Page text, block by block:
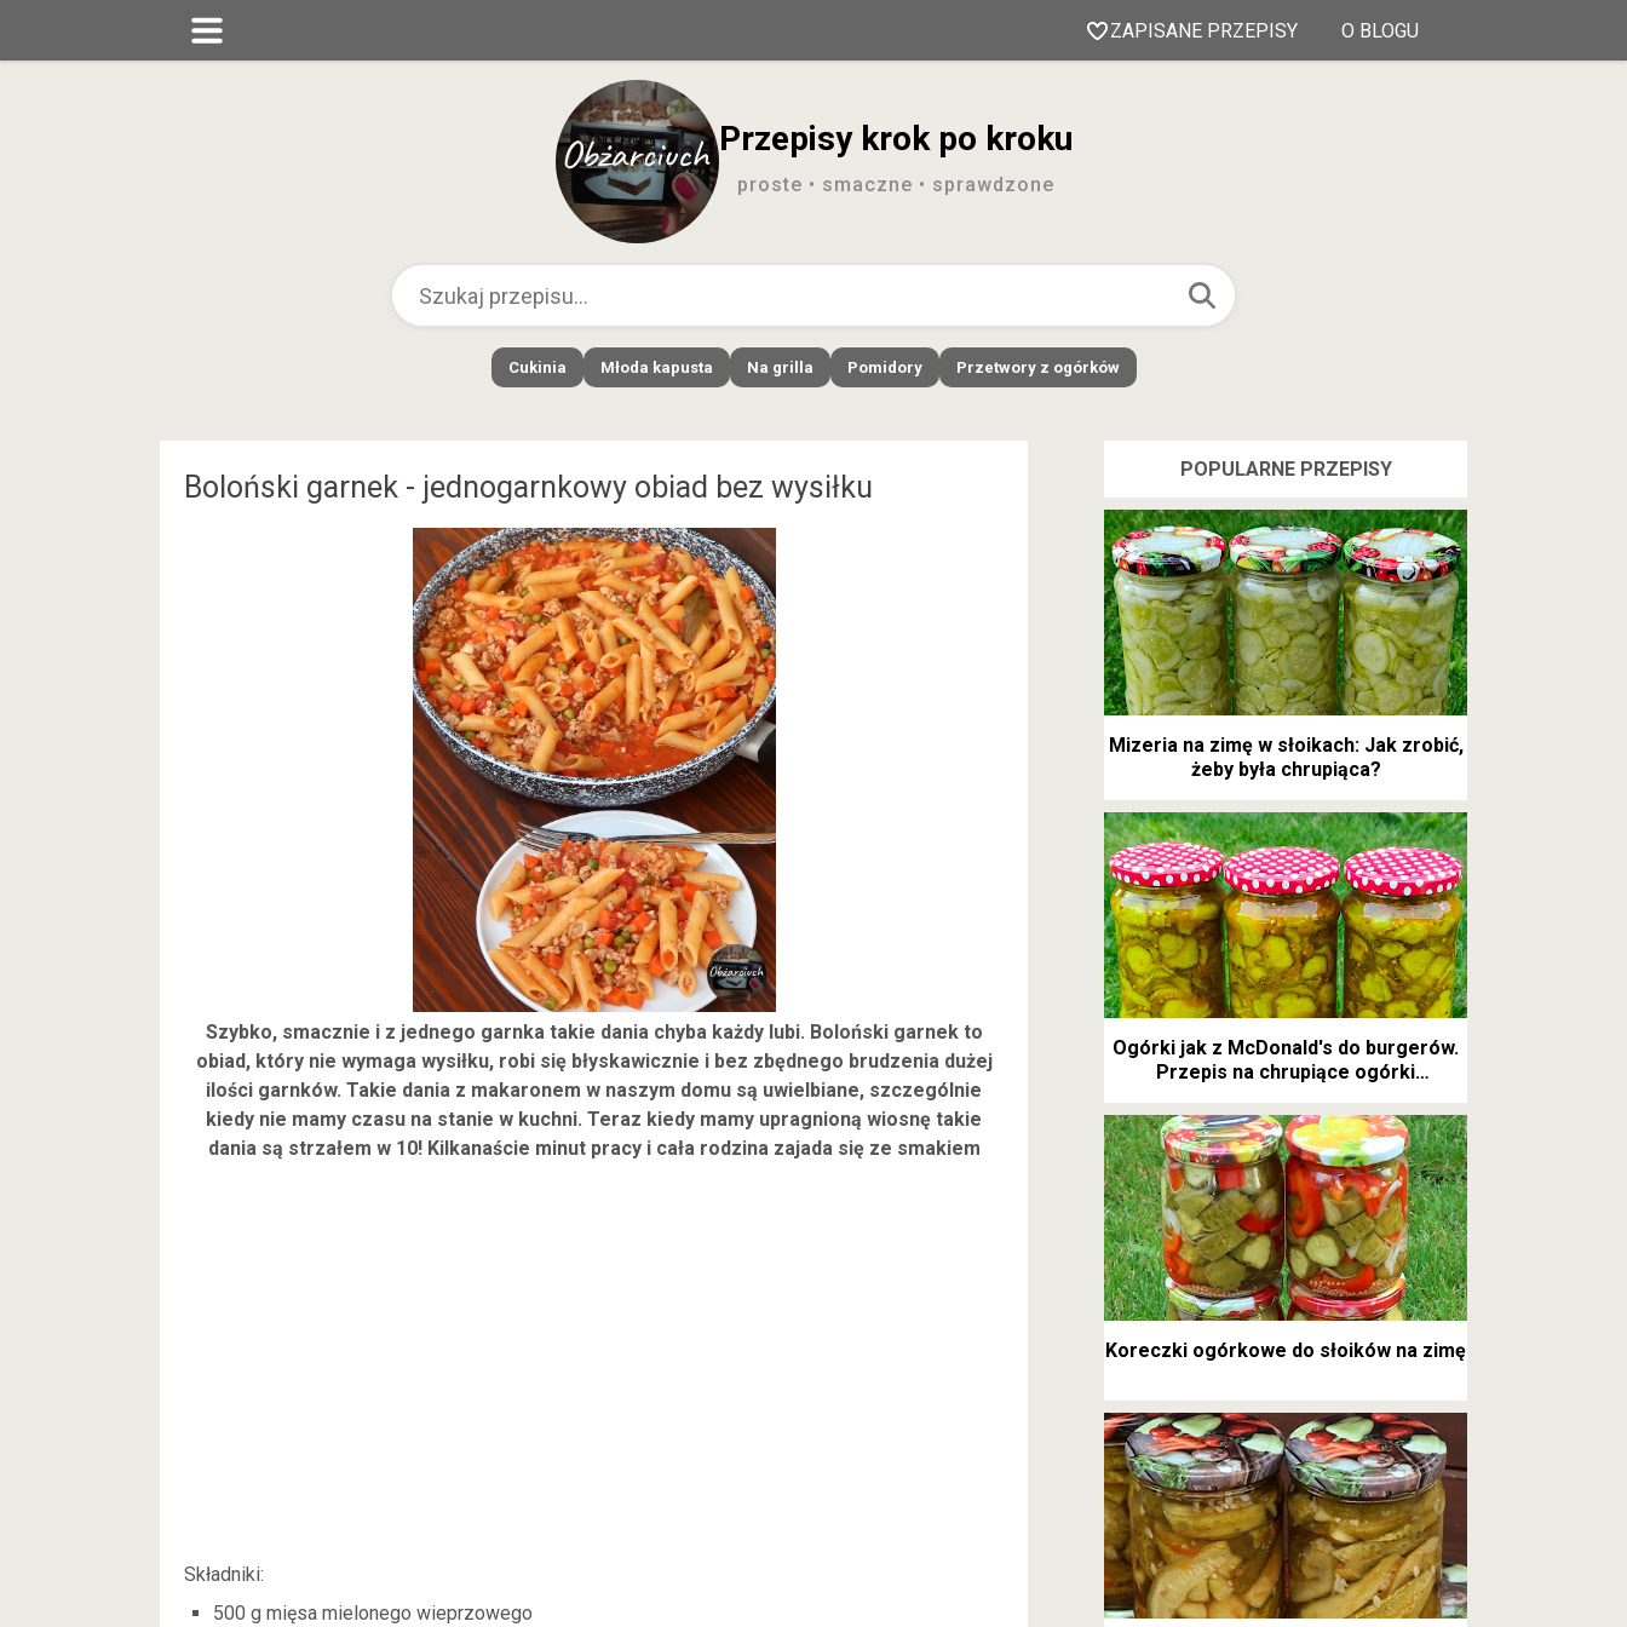
ZAPISANE PRZEPISY O BLOGU
Przepisy krok po kroku
proste • smaczne • sprawdzone
Cukinia Młoda kapusta Na grilla Pomidory Przetwory z ogórków
Boloński garnek - jednogarnkowy obiad bez wysiłku
Szybko, smacznie i z jednego garnka takie dania chyba każdy lubi. Boloński garnek to
obiad, który nie wymaga wysiłku, robi się błyskawicznie i bez zbędnego brudzenia dużej
ilości garnków. Takie dania z makaronem w naszym domu są uwielbiane, szczególnie
kiedy nie mamy czasu na stanie w kuchni. Teraz kiedy mamy upragnioną wiosnę takie
dania są strzałem w 10! Kilkanaście minut pracy i cała rodzina zajada się ze smakiem
Składniki:
500 g mięsa mielonego wieprzowego
POPULARNE PRZEPISY
Mizeria na zimę w słoikach: Jak zrobić,
żeby była chrupiąca?
Ogórki jak z McDonald's do burgerów.
Przepis na chrupiące ogórki
Koreczki ogórkowe do słoików na zimę